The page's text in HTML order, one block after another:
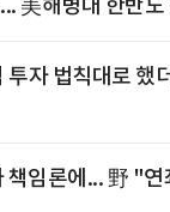
美해병대 한반도
자 법칙대로 했
책임론에... 野 "